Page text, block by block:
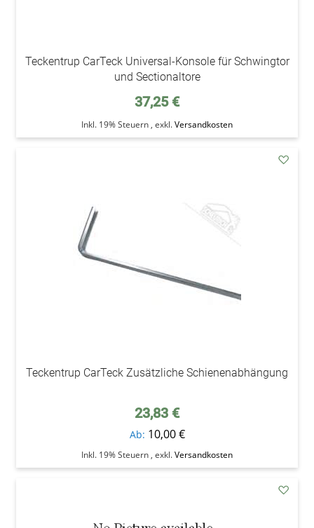
Teckentrup CarTeck Universal-Konsole für Schwingtor
und Sectionaltore
37,25 €
Inkl. 19% Steuern , exkl.Versandkosten
Teckentrup CarTeck Zusätzliche Schienenabhängung
23,83 €
Ab 10,00 €
Inkl. 19% Steuern , exkl.Versandkosten